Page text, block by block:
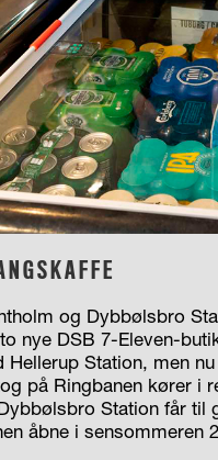
og Dybbølsbro
nye DSB 7-Eleven-
Hellerup Station, men
på Ringbanen kører i
Station får
åbne i sensommeren